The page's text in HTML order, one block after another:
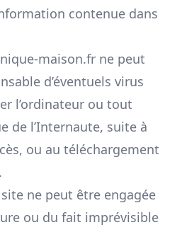
contenue dans
maison.fr ne peut
d’éventuels virus
l’ordinateur ou tout
de l’Internaute, suite à
ou au téléchargement
ne peut être engagée
ou du fait imprévisible